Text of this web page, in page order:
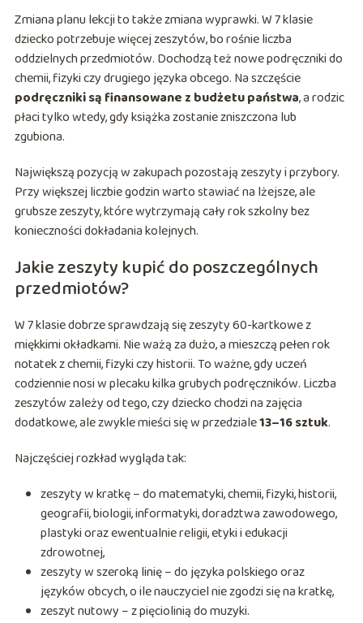
Zmiana planu lekcji to także zmiana wyprawki. W 7 klasie
dziecko potrzebuje więcej zeszytów, bo rośnie liczba
oddzielnych przedmiotów. Dochodzą też nowe podręczniki do
chemii, fizyki czy drugiego języka obcego. Na szczęście
podręczniki są finansowane z budżetu państwa, a rodzic
płaci tylko wtedy, gdy książka zostanie zniszczona lub
zgubiona.
Największą pozycją w zakupach pozostają zeszyty i przybory.
Przy większej liczbie godzin warto stawiać na lżejsze, ale
grubsze zeszyty, które wytrzymają cały rok szkolny bez
konieczności dokładania kolejnych.
Jakie zeszyty kupić do poszczególnych
przedmiotów?
W 7 klasie dobrze sprawdzają się zeszyty 60-kartkowe z
miękkimi okładkami. Nie ważą za dużo, a mieszczą pełen rok
notatek z chemii, fizyki czy historii. To ważne, gdy uczeń
codziennie nosi w plecaku kilka grubych podręczników. Liczba
zeszytów zależy od tego, czy dziecko chodzi na zajęcia
dodatkowe, ale zwykle mieści się w przedziale13–16 sztuk.
Najczęściej rozkład wygląda tak:
zeszyty w kratkę – do matematyki, chemii, fizyki, historii,
geografii, biologii, informatyki, doradztwa zawodowego,
plastyki oraz ewentualnie religii, etyki i edukacji
zdrowotnej,
zeszyty w szeroką linię – do języka polskiego oraz
języków obcych, o ile nauczyciel nie zgodzi się na kratkę,
zeszyt nutowy – z pięciolinią do muzyki.